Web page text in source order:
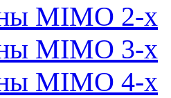
MIMO 2-x
MIMO 3-x
MIMO 4-x